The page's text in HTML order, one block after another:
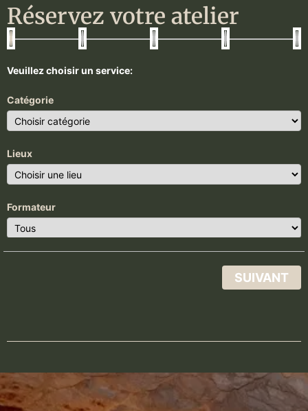
Réservez votre atelier
Veuillez choisir un service:
Catégorie
Lieux
Formateur
SUIVANT